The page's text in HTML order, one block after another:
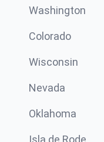
Washington
Colorado
Wisconsin
Nevada
Oklahoma
Isla de Rode